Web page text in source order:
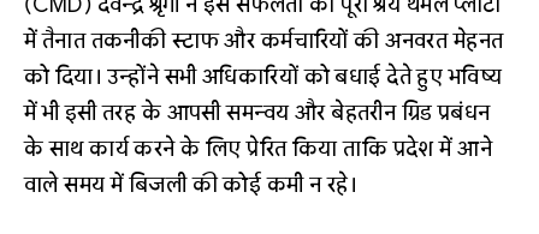
में तैनात तकनीकी स्टाफ और कर्मचारियों की अनवरत मेहनत
को दिया। उन्होंने सभी अधिकारियों को बधाई देते हुए भविष्य
में भी इसी तरह के आपसी समन्वय और बेहतरीन ग्रिड प्रबंधन
के साथ कार्य करने के लिए प्रेरित किया ताकि प्रदेश में आने
वाले समय में बिजली की कोई कमी न रहे।